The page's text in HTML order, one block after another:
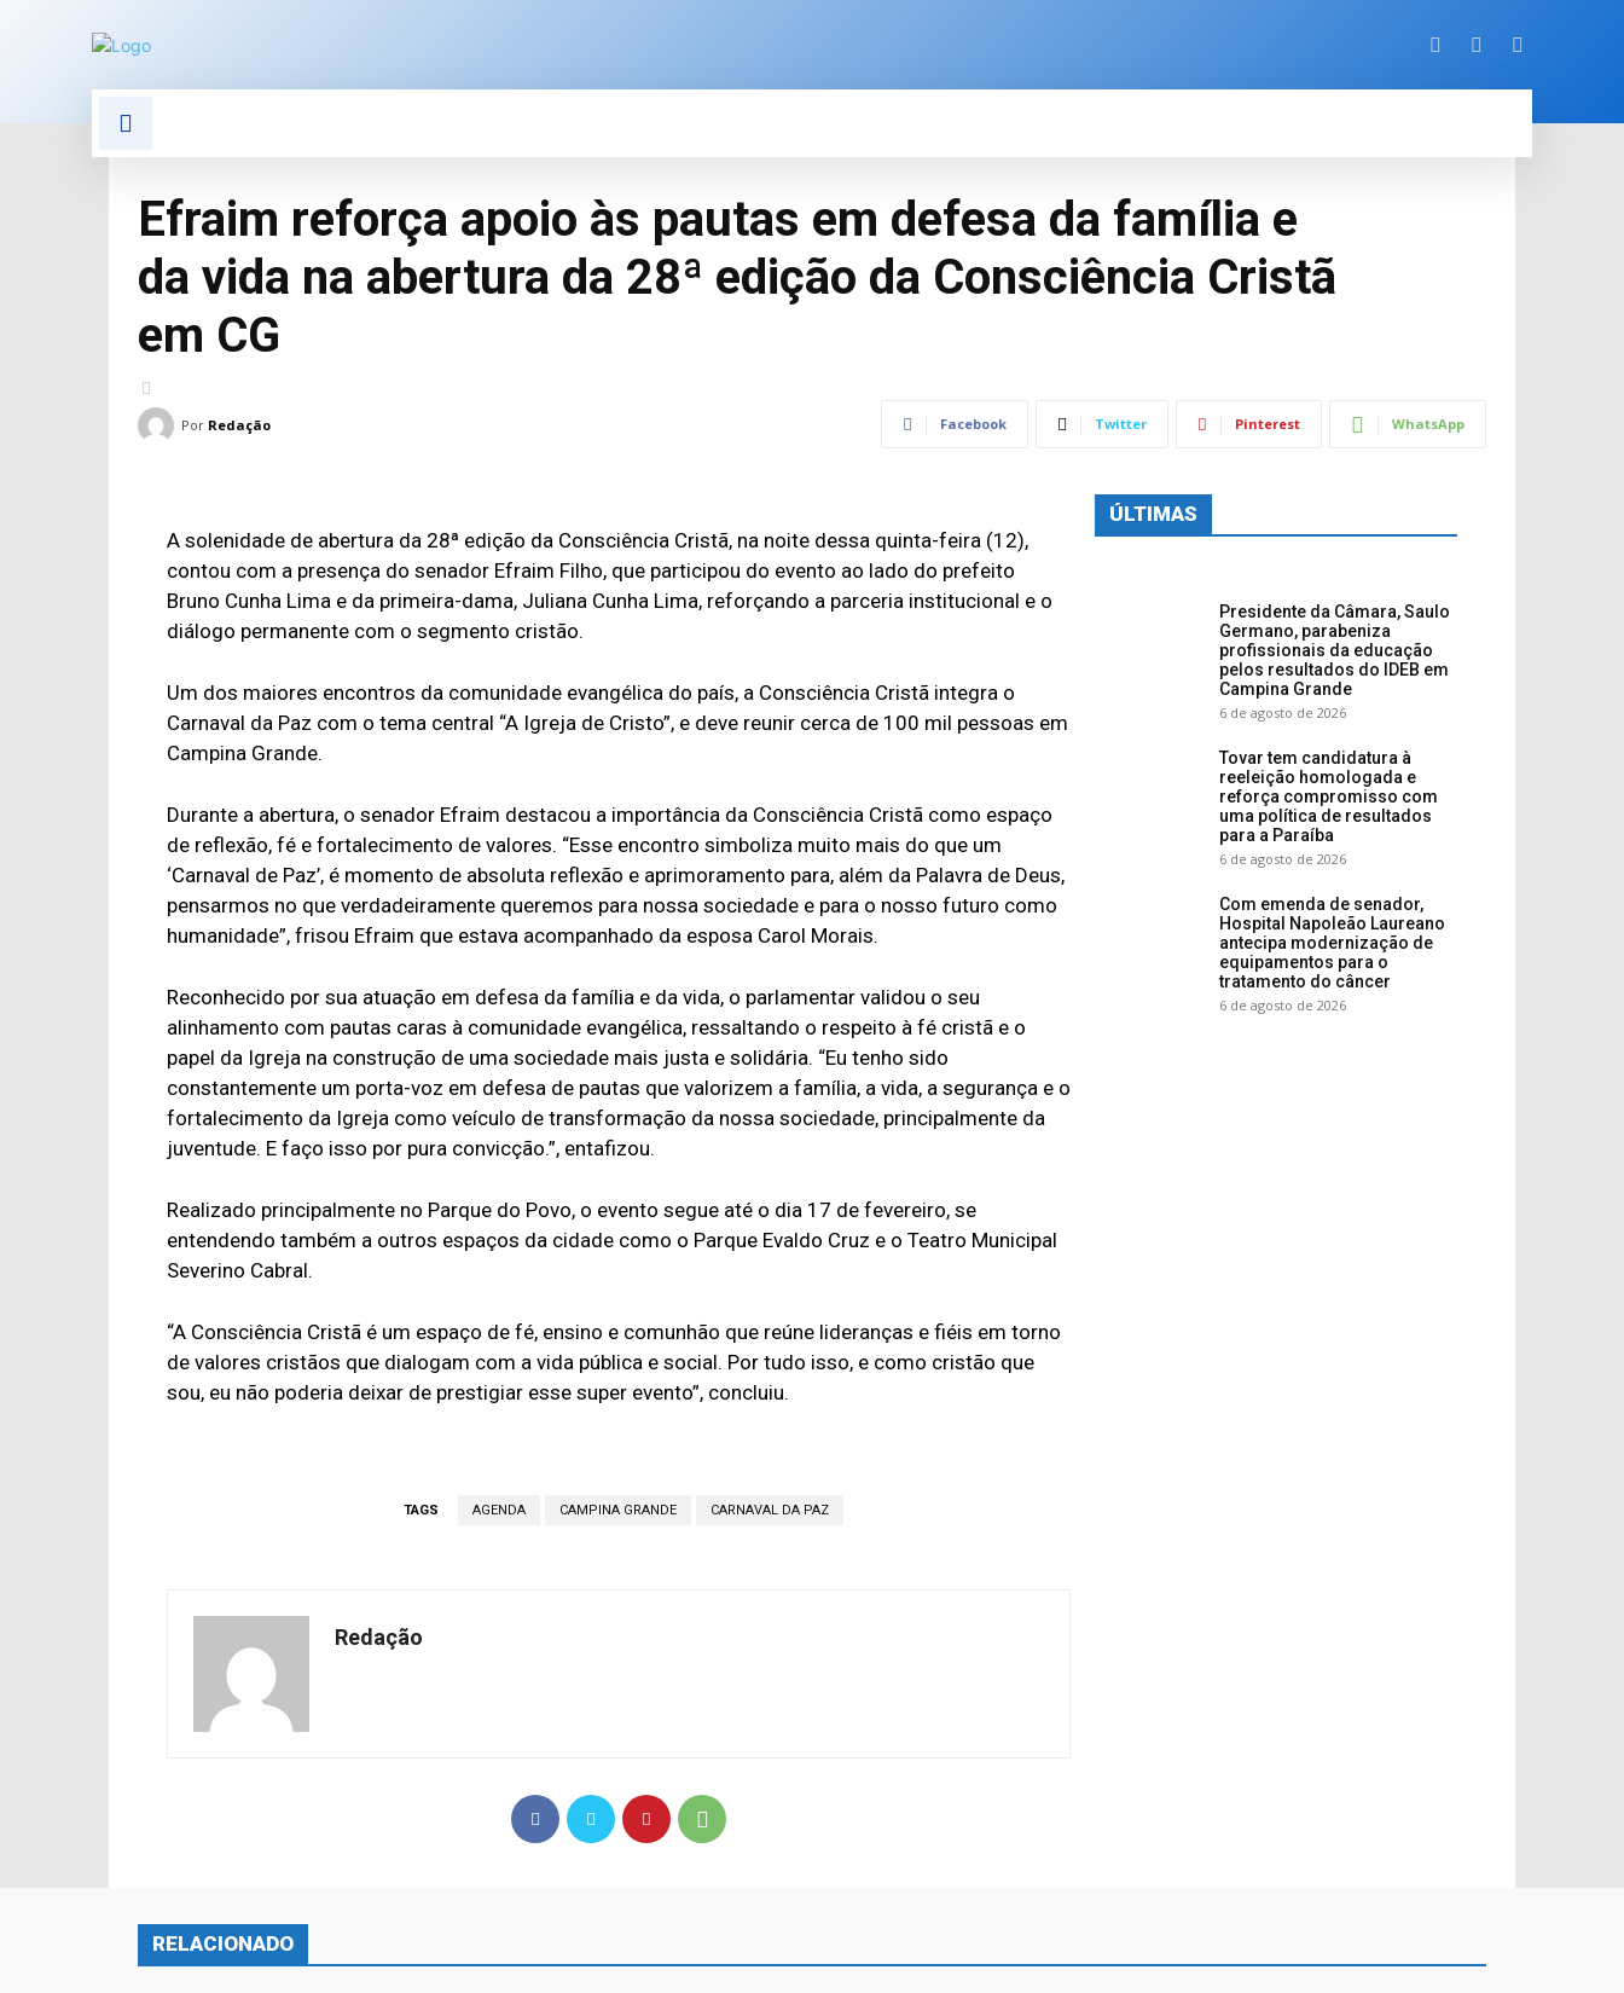
Efraim reforça apoio às pautas em defesa da família e
da vida na abertura da 28ª edição da Consciência Cristã
em CG
Por Redação Facebook Twitter Pinterest WhatsApp
A solenidade de abertura da 28ª edição da Consciência Cristã, na noite dessa quinta-feira (12),
contou com a presença do senador Efraim Filho, que participou do evento ao lado do prefeito
Bruno Cunha Lima e da primeira-dama, Juliana Cunha Lima, reforçando a parceria institucional e o
diálogo permanente com o segmento cristão.
Um dos maiores encontros da comunidade evangélica do país, a Consciência Cristã integra o
Carnaval da Paz com o tema central “A Igreja de Cristo”, e deve reunir cerca de 100 mil pessoas em
Campina Grande.
Durante a abertura, o senador Efraim destacou a importância da Consciência Cristã como espaço
de reflexão, fé e fortalecimento de valores. “Esse encontro simboliza muito mais do que um
‘Carnaval de Paz’, é momento de absoluta reflexão e aprimoramento para, além da Palavra de Deus,
pensarmos no que verdadeiramente queremos para nossa sociedade e para o nosso futuro como
humanidade”, frisou Efraim que estava acompanhado da esposa Carol Morais.
Reconhecido por sua atuação em defesa da família e da vida, o parlamentar validou o seu
alinhamento com pautas caras à comunidade evangélica, ressaltando o respeito à fé cristã e o
papel da Igreja na construção de uma sociedade mais justa e solidária. “Eu tenho sido
constantemente um porta-voz em defesa de pautas que valorizem a família, a vida, a segurança e o
fortalecimento da Igreja como veículo de transformação da nossa sociedade, principalmente da
juventude. E faço isso por pura convicção.”, entafizou.
Realizado principalmente no Parque do Povo, o evento segue até o dia 17 de fevereiro, se
entendendo também a outros espaços da cidade como o Parque Evaldo Cruz e o Teatro Municipal
Severino Cabral.
“A Consciência Cristã é um espaço de fé, ensino e comunhão que reúne lideranças e fiéis em torno
de valores cristãos que dialogam com a vida pública e social. Por tudo isso, e como cristão que
sou, eu não poderia deixar de prestigiar esse super evento”, concluiu.
TAGS AGENDA CAMPINA GRANDE CARNAVAL DA PAZ
Redação
ÚLTIMAS
Presidente da Câmara, Saulo
Germano, parabeniza
profissionais da educação
pelos resultados do IDEB em
Campina Grande
6 de agosto de 2026
Tovar tem candidatura à
reeleição homologada e
reforça compromisso com
uma política de resultados
para a Paraíba
6 de agosto de 2026
Com emenda de senador,
Hospital Napoleão Laureano
antecipa modernização de
equipamentos para o
tratamento do câncer
6 de agosto de 2026
RELACIONADO